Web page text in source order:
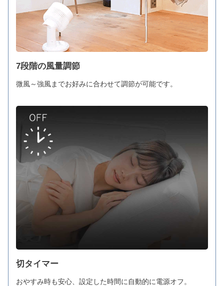
7段階の風量調節
微風～強風までお好みに合わせて調節が可能です。
切タイマー
おやすみ時も安心、設定した時間に自動的に電源オフ。